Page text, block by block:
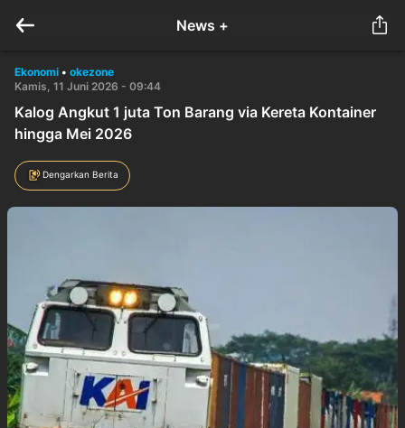
News +
Ekonomi • okezone
Kamis, 11 Juni 2026 - 09:44
Kalog Angkut 1 juta Ton Barang via Kereta Kontainer
hingga Mei 2026
Dengarkan Berita